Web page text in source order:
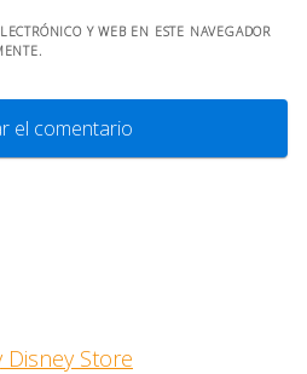
Y WEB EN ESTE NAVEGADOR
Disney Store